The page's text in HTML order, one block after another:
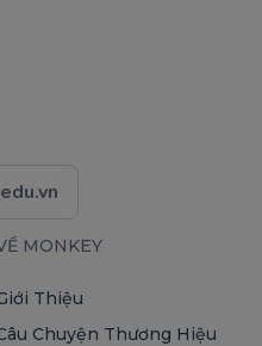
MONKEY
Thiệu
Chuyện Thương Hiệu